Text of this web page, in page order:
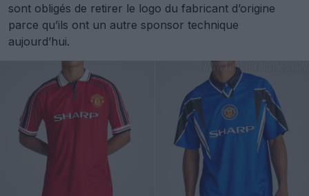
sont obligés de retirer le logo du fabricant d’origine
parce qu’ils ont un autre sponsor technique
aujourd’hui.